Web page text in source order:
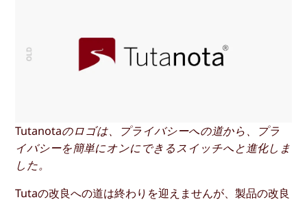
Tutanotaのロゴは、プライバシーへの道から、プラ
イバシーを簡単にオンにできるスイッチへと進化しま
した。
Tutaの改良への道は終わりを迎えませんが、製品の改良